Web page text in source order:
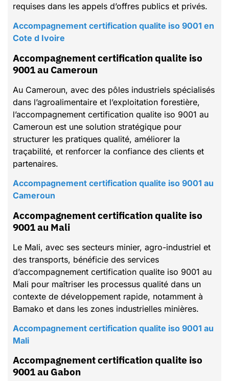
requises dans les appels d’offres publics et privés.
Accompagnement certification qualite iso 9001 en
Cote d Ivoire
Accompagnement certification qualite iso
9001 au Cameroun
Au Cameroun, avec des pôles industriels spécialisés
dans l’agroalimentaire et l’exploitation forestière,
l’accompagnement certification qualite iso 9001 au
Cameroun est une solution stratégique pour
structurer les pratiques qualité, améliorer la
traçabilité, et renforcer la confiance des clients et
partenaires.
Accompagnement certification qualite iso 9001 au
Cameroun
Accompagnement certification qualite iso
9001 au Mali
Le Mali, avec ses secteurs minier, agro-industriel et
des transports, bénéficie des services
d’accompagnement certification qualite iso 9001 au
Mali pour maîtriser les processus qualité dans un
contexte de développement rapide, notamment à
Bamako et dans les zones industrielles minières.
Accompagnement certification qualite iso 9001 au
Mali
Accompagnement certification qualite iso
9001 au Gabon